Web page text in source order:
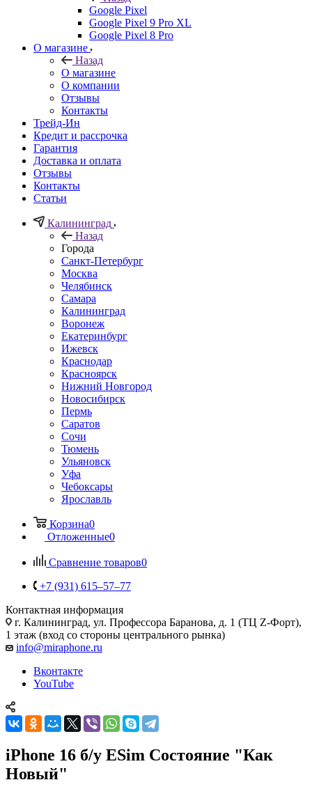
Google Pixel
Google Pixel 9 Pro XL
Google Pixel 8 Pro
О магазине
Назад
О магазине
О компании
Отзывы
Контакты
Трейд-Ин
Кредит и рассрочка
Гарантия
Доставка и оплата
Отзывы
Контакты
Статьи
Калининград
Назад
Города
Санкт-Петербург
Москва
Челябинск
Самара
Калининград
Воронеж
Екатеринбург
Ижевск
Краснодар
Красноярск
Нижний Новгород
Новосибирск
Пермь
Саратов
Сочи
Тюмень
Ульяновск
Уфа
Чебоксары
Ярославль
Корзина0
Отложенные0
Сравнение товаров0
+7 (931) 615‒57‒77
Контактная информация
г. Калининград, ул. Профессора Баранова, д. 1 (ТЦ Z-Форт),
1 этаж (вход со стороны центрального рынка)
info@miraphone.ru
Вконтакте
YouTube
iPhone 16 б/у ESim Состояние "Как
Новый"